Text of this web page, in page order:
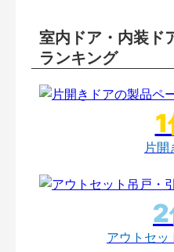
室内ドア・内装ド
ランキング
片開
アウトセッ